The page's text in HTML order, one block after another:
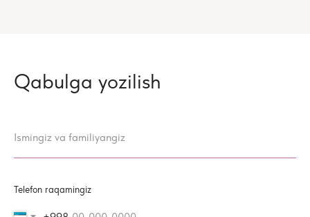
Qabulga yozilish
Ismingiz va familiyangiz
Telefon raqamingiz